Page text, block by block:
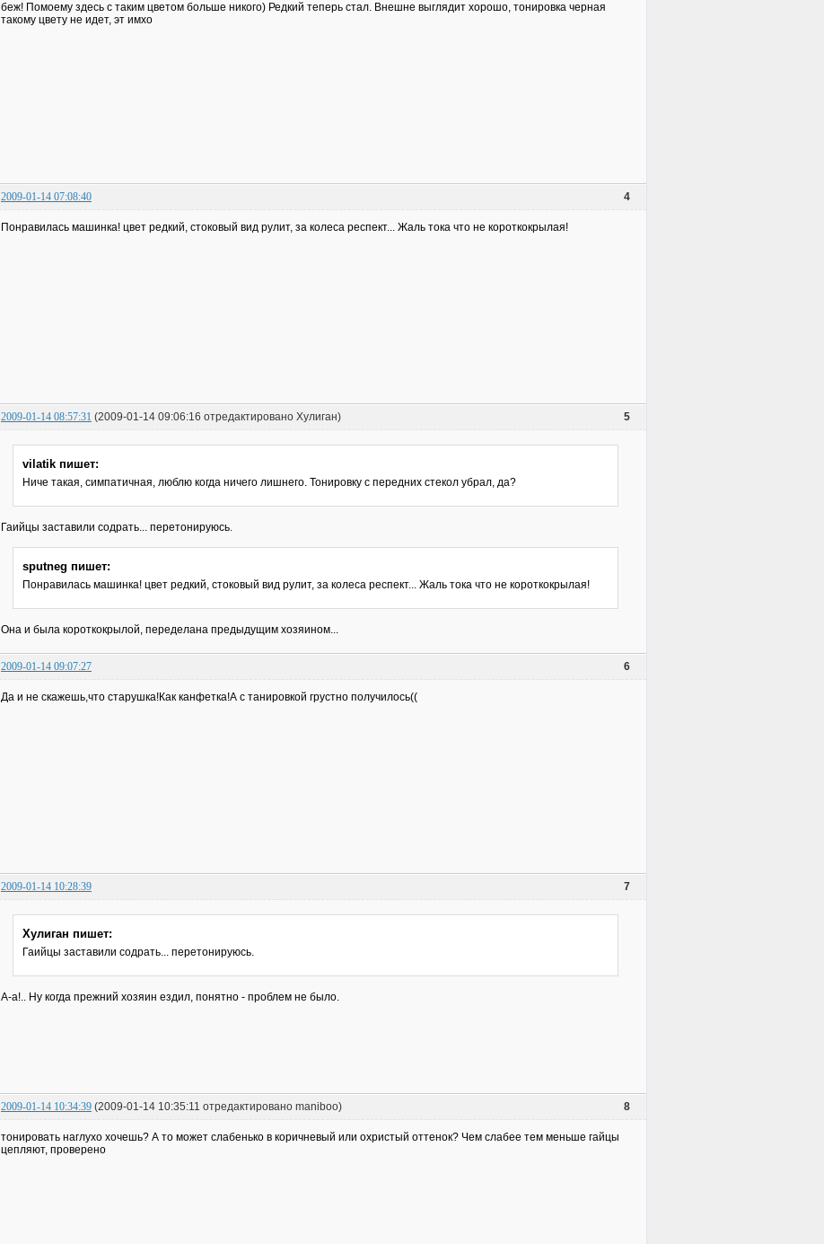
беж! Помоему здесь с таким цветом больше никого) Редкий теперь стал. Внешне выглядит хорошо, тонировка черная
такому цвету не идет, эт имхо
4
2009-01-14 07:08:40
Понравилась машинка! цвет редкий, стоковый вид рулит, за колеса респект... Жаль тока что не короткокрылая!
5
2009-01-14 08:57:31 (2009-01-14 09:06:16 отредактировано Хулиган)
vilatik пишет:
Ниче такая, симпатичная, люблю когда ничего лишнего. Тонировку с передних стекол убрал, да?
Гаийцы заставили содрать... перетонируюсь.
sputneg пишет:
Понравилась машинка! цвет редкий, стоковый вид рулит, за колеса респект... Жаль тока что не короткокрылая!
Она и была короткокрылой, переделана предыдущим хозяином...
6
2009-01-14 09:07:27
Да и не скажешь,что старушка!Как канфетка!А с танировкой грустно получилось((
7
2009-01-14 10:28:39
Хулиган пишет:
Гаийцы заставили содрать... перетонируюсь.
А-а!.. Ну когда прежний хозяин ездил, понятно - проблем не было.
8
2009-01-14 10:34:39 (2009-01-14 10:35:11 отредактировано maniboo)
тонировать наглухо хочешь? А то может слабенько в коричневый или охристый оттенок? Чем слабее тем меньше гайцы
цепляют, проверено